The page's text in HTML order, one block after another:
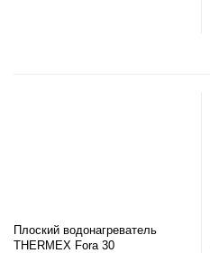
Плоский водонагреватель
THERMEX Fora 30